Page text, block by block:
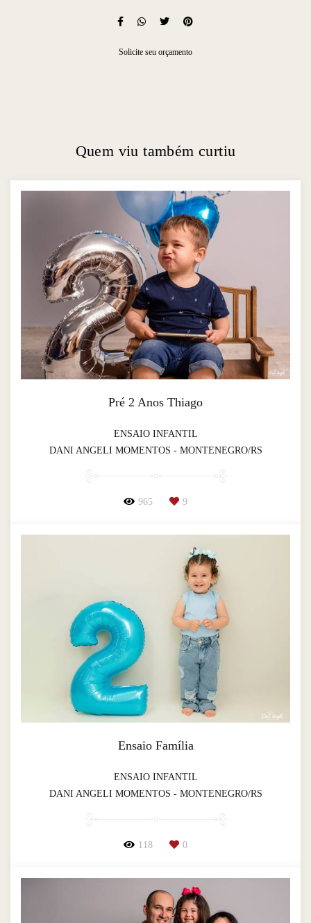
Solicite seu orçamento
Quem viu também curtiu
Pré 2 Anos Thiago
ENSAIO INFANTIL
DANI ANGELI MOMENTOS - MONTENEGRO/RS
965 9
Ensaio Família
ENSAIO INFANTIL
DANI ANGELI MOMENTOS - MONTENEGRO/RS
118 0